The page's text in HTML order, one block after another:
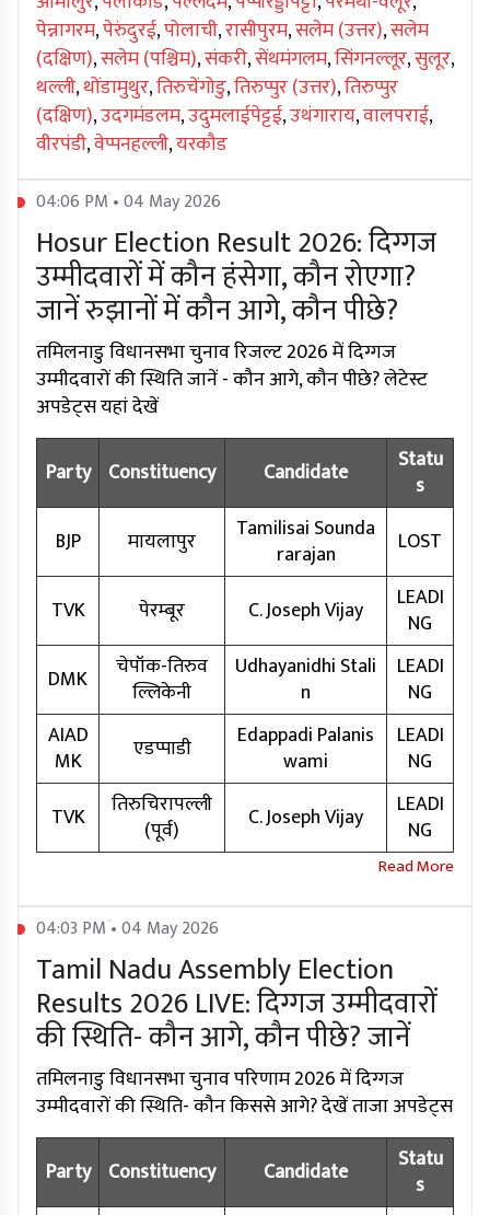
पेन्नागरम,पेरुंदुरई,पोलाची,रासीपुरम,सलेम (उत्तर),सलेम
(दक्षिण),सलेम (पश्चिम),संकरी,सेंथमंगलम,सिंगनल्लूर,सुलूर,
थल्ली,थोंडामुथुर,तिरुचेंगोडु,तिरुप्पुर (उत्तर),तिरुप्पुर
(दक्षिण),उदगमंडलम,उदुमलाईपेट्टई,उथंगाराय,वालपराई,
वीरपंडी,वेप्पनहल्ली,यरकौड
04:06 PM • 04 May 2026
Hosur Election Result 2026: दिग्गज
उम्मीदवारों में कौन हंसेगा, कौन रोएगा?
जानें रुझानों में कौन आगे, कौन पीछे?
तमिलनाडु विधानसभा चुनाव रिजल्ट 2026 में दिग्गज
उम्मीदवारों की स्थिति जानें - कौन आगे, कौन पीछे? लेटेस्ट
अपडेट्स यहां देखें
Party Constituency Candidate
Statu
s
BJP
मायलापुर
Tamilisai Sounda
rarajan
LOST
TVK पेरम्बूर C. Joseph Vijay
LEADI
NG
DMK
चेपॉक-तिरुव
ल्लिकेनी
Udhayanidhi Stali
n
LEADI
NG
AIAD
MK
एडप्पाडी
Edappadi Palanis
wami
LEADI
NG
TVK
तिरुचिरापल्ली
(पूर्व)
C. Joseph Vijay
LEADI
NG
04:03 PM • 04 May 2026
Tamil Nadu Assembly Election
Results 2026 LIVE: दिग्गज उम्मीदवारों
की स्थिति- कौन आगे, कौन पीछे? जानें
तमिलनाडु विधानसभा चुनाव परिणाम 2026 में दिग्गज
उम्मीदवारों की स्थिति- कौन किससे आगे? देखें ताजा अपडेट्स
Party Constituency Candidate
Statu
s